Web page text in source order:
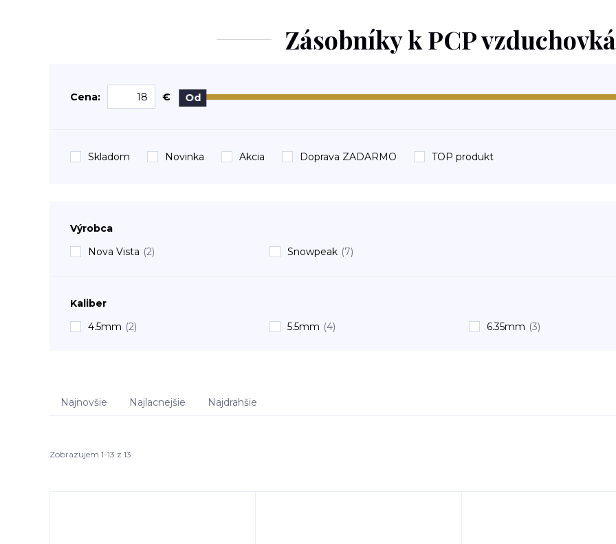
Zásobníky k PCP
Cena: € Od
Skladom Novinka Akcia Doprava ZADARMO TOP produkt
Výrobca
Nova Vista (2) Snowpeak (7)
Kaliber
4.5mm (2) 5.5mm (4) 6.35mm (3)
Najnovšie Najlacnejšie Najdrahšie
Zobrazujem 1-13 z 13